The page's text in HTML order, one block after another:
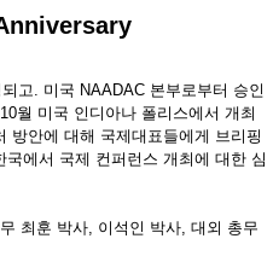
고. 미국 NAADAC 본부로부터 승인
월 미국 인디아나 폴리스에서 개최
방안에 대해 국제대표들에게 브리핑
에서 국제 컨퍼런스 개최에 대한 심
최훈 박사, 이석인 박사, 대외 총무